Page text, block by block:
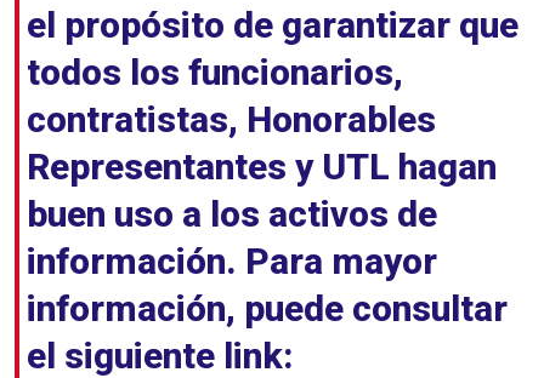
el propósito de garantizar que
todos los funcionarios,
contratistas, Honorables
Representantes y UTL hagan
buen uso a los activos de
información. Para mayor
información, puede consultar
el siguiente link: